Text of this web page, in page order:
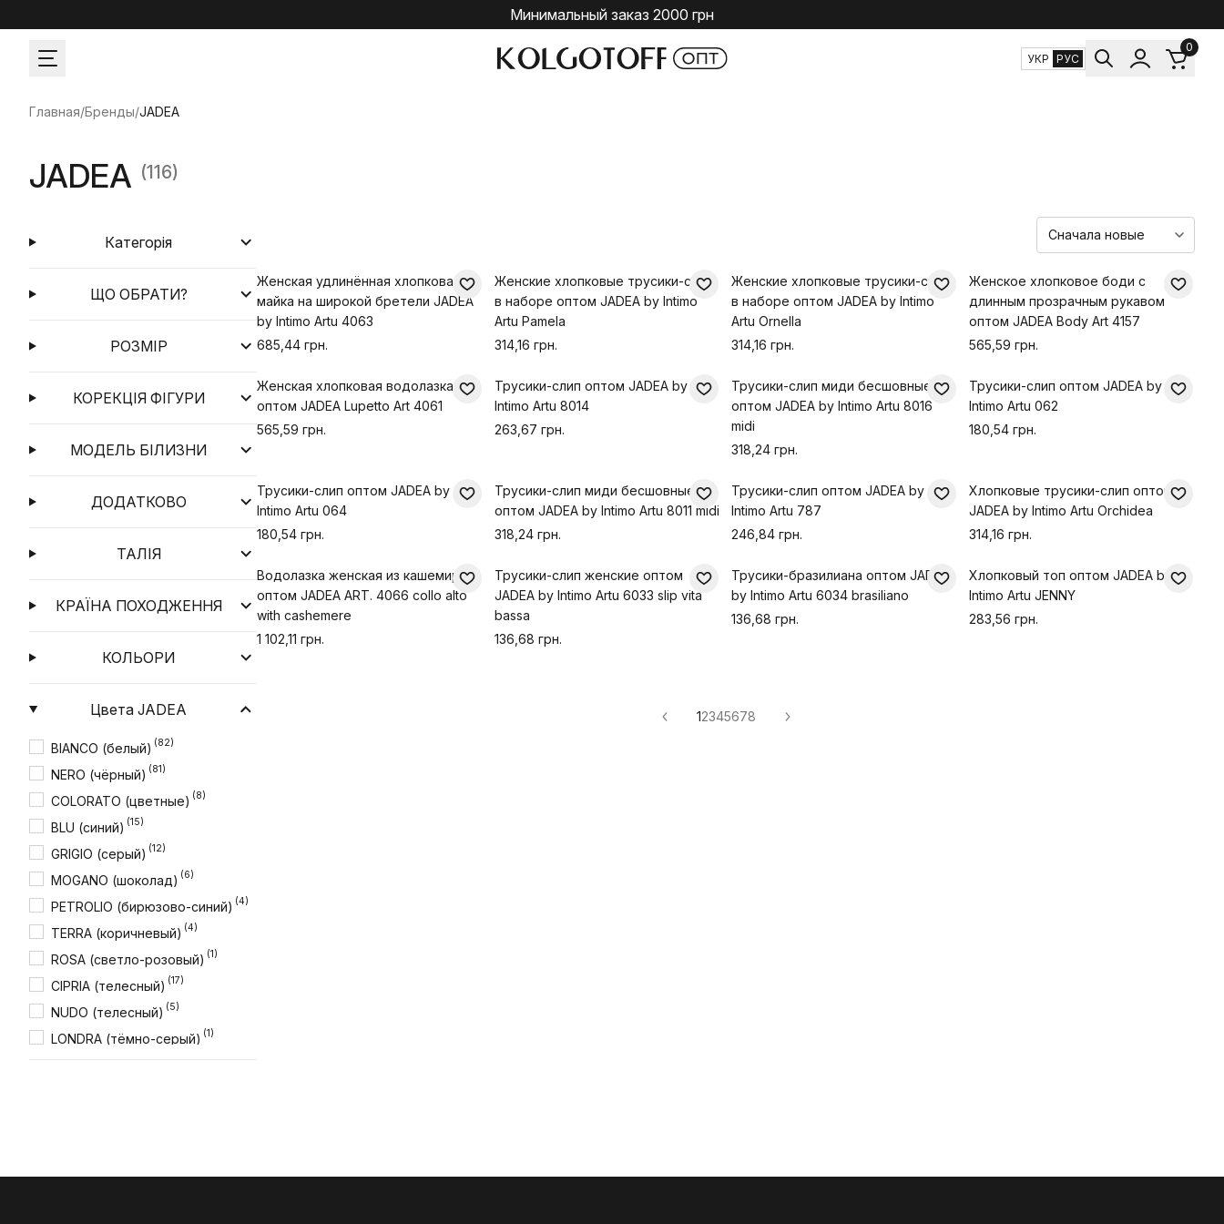
Минимальный заказ 2000 грн
УКР РУС
0
Главная/Бренды/JADEA
JADEA (116)
Категорія
ЩО ОБРАТИ?
РОЗМІР
КОРЕКЦІЯ ФІГУРИ
МОДЕЛЬ БІЛИЗНИ
ДОДАТКОВО
ТАЛІЯ
КРАЇНА ПОХОДЖЕННЯ
КОЛЬОРИ
Цвета JADEA
BIANCO (белый) (82)
NERO (чёрный) (81)
COLORATO (цветные) (8)
BLU (синий) (15)
GRIGIO (серый) (12)
MOGANO (шоколад) (6)
PETROLIO (бирюзово-синий) (4)
TERRA (коричневый) (4)
ROSA (светло-розовый) (1)
CIPRIA (телесный) (17)
NUDO (телесный) (5)
LONDRA (тёмно-серый) (1)
Женская удлинённая хлопковая
майка на широкой бретели JADEA
by Intimo Artu 4063
685,44 грн.
Женские хлопковые трусики-слип
в наборе оптом JADEA by Intimo
Artu Pamela
314,16 грн.
Женские хлопковые трусики-слип
в наборе оптом JADEA by Intimo
Artu Ornella
314,16 грн.
Женское хлопковое боди с
длинным прозрачным рукавом
оптом JADEA Body Art 4157
565,59 грн.
Женская хлопковая водолазка
оптом JADEA Lupetto Art 4061
565,59 грн.
Трусики-слип оптом JADEA by
Intimo Artu 8014
263,67 грн.
Трусики-слип миди бесшовные
оптом JADEA by Intimo Artu 8016
midi
318,24 грн.
Трусики-слип оптом JADEA by
Intimo Artu 062
180,54 грн.
Трусики-слип оптом JADEA by
Intimo Artu 064
180,54 грн.
Трусики-слип миди бесшовные
оптом JADEA by Intimo Artu 8011 midi
318,24 грн.
Трусики-слип оптом JADEA by
Intimo Artu 787
246,84 грн.
Хлопковые трусики-слип оптом
JADEA by Intimo Artu Orchidea
314,16 грн.
Водолазка женская из кашемира
оптом JADEA ART. 4066 collo alto
with cashemere
1 102,11 грн.
Трусики-слип женские оптом
JADEA by Intimo Artu 6033 slip vita
bassa
136,68 грн.
Трусики-бразилиана оптом JADEA
by Intimo Artu 6034 brasiliano
136,68 грн.
Хлопковый топ оптом JADEA by
Intimo Artu JENNY
283,56 грн.
12345678